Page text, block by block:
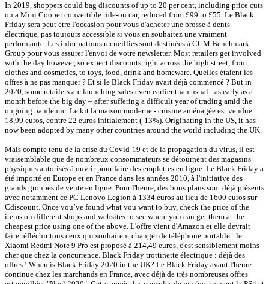
In 2019, shoppers could bag discounts of up to 20 per cent, including price cuts
on a Mini Cooper convertible ride-on car, reduced from £99 to £55. Le Black
Friday sera peut être l'occasion pour vous d'acheter une brosse à dents
électrique, pas toujours accessible si vous en souhaitez une vraiment
performante. Les informations recueillies sont destinées à CCM Benchmark
Group pour vous assurer l'envoi de votre newsletter. Most retailers get involved
with the day however, so expect discounts right across the high street, from
clothes and cosmetics, to toys, food, drink and homeware. Quelles étaient les
offres à ne pas manquer ? Et si le Black Friday avait déjà commencé ? But in
2020, some retailers are launching sales even earlier than usual - as early as a
month before the big day – after suffering a difficult year of trading amid the
ongoing pandemic. Le kit la maison moderne - cuisine aménagée est vendue
18,99 euros, contre 22 euros initialement (-13%). Originating in the US, it has
now been adopted by many other countries around the world including the UK.
Mais compte tenu de la crise du Covid-19 et de la propagation du virus, il est
vraisemblable que de nombreux consommateurs se détournent des magasins
physiques autorisés à ouvrir pour faire des emplettes en ligne. Le Black Friday a
été importé en Europe et en France dans les années 2010, à l'initiative des
grands groupes de vente en ligne. Pour l'heure, des bons plans sont déjà présents
avec notamment ce PC Lenovo Legion à 1334 euros au lieu de 1600 euros sur
Cdiscount. Once you’ve found what you want to buy, check the price of the
items on different shops and websites to see where you can get them at the
cheapest price using one of the above. L'offre vient d'Amazon et elle devrait
faire réfléchir tous ceux qui souhaitent changer de téléphone portable : le
Xiaomi Redmi Note 9 Pro est proposé à 214,49 euros, c'est sensiblement moins
cher que chez la concurrence. Black Friday trottinette électrique : déjà des
offres ! When is Black Friday 2020 in the UK? Le Black Friday avant l'heure
continue chez les marchands en France, avec déjà de très nombreuses offres